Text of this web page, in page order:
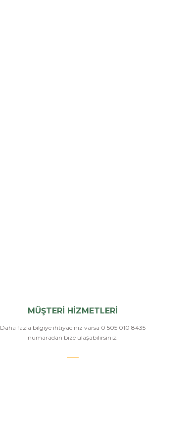
MÜŞTERİ HİZMETLERİ
Daha fazla bilgiye ihtiyacınız varsa 0 505 010 8435
numaradan bize ulaşabilirsiniz.